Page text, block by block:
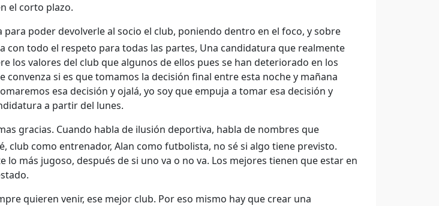
el corto plazo.
para poder devolverle al socio el club, poniendo dentro en el foco, y sobre
con todo el respeto para todas las partes, Una candidatura que realmente
los valores del club que algunos de ellos pues se han deteriorado en los
convenza si es que tomamos la decisión final entre esta noche y mañana
esa decisión y ojalá, yo soy que empuja a tomar esa decisión y
a partir del lunes.
gracias. Cuando habla de ilusión deportiva, habla de nombres que
club como entrenador, Alan como futbolista, no sé si algo tiene previsto.
lo más jugoso, después de si uno va o no va. Los mejores tienen que estar en
quieren venir, ese mejor club. Por eso mismo hay que crear una